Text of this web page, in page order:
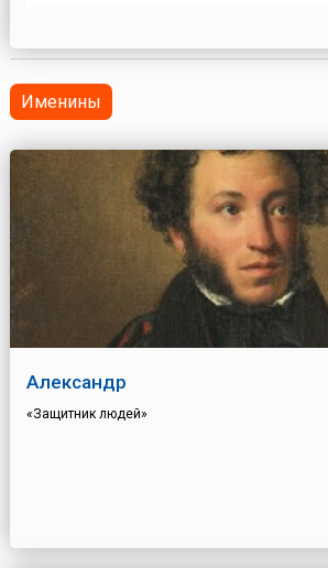
Именины
Александр
«Защитник людей»